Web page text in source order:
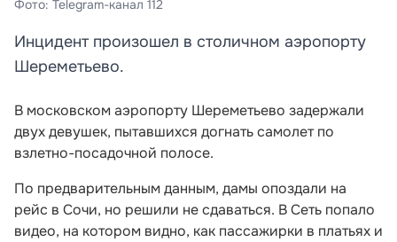
Фото: Telegram-канал 112
Инцидент произошел в столичном аэропорту
Шереметьево.
В московском аэропорту Шереметьево задержали
двух девушек, пытавшихся догнать самолет по
взлетно-посадочной полосе.
По предварительным данным, дамы опоздали на
рейс в Сочи, но решили не сдаваться. В Сеть попало
видео, на котором видно, как пассажирки в платьях и